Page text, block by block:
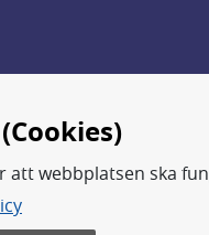
att webbplatsen ska